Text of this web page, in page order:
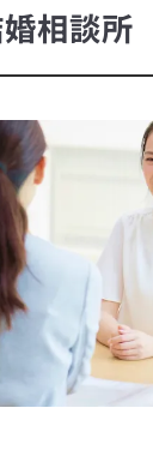
相談所